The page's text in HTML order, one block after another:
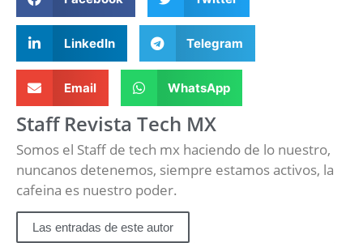
LinkedIn Telegram
Email WhatsApp
Staff Revista Tech MX
Somos el Staff de tech mx haciendo de lo nuestro,
nuncanos detenemos, siempre estamos activos, la
cafeina es nuestro poder.
Las entradas de este autor